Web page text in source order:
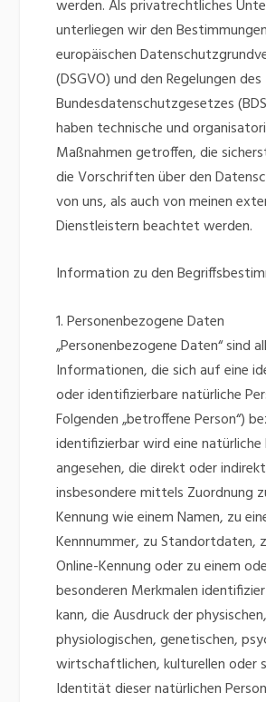
werden. Als privatrechtliches
unterliegen wir den
europäischen
(DSGVO) und den Regelungen des
Bundesdatenschutzgesetzes
haben technische und
Maßnahmen getroffen, die
die Vorschriften über den
von uns, als auch von meinen
Dienstleistern beachtet werden.
Information zu den
1. Personenbezogene Daten
„Personenbezogene Daten“ sind
Informationen, die sich auf eine
oder identifizierbare natürliche
Folgenden „betroffene Person“)
identifizierbar wird eine natürliche
angesehen, die direkt oder
insbesondere mittels Zuordnung
Kennung wie einem Namen, zu
Kennnummer, zu Standortdaten,
Online-Kennung oder zu einem
besonderen Merkmalen
kann, die Ausdruck der physischen,
physiologischen, genetischen,
wirtschaftlichen, kulturellen oder
Identität dieser natürlichen